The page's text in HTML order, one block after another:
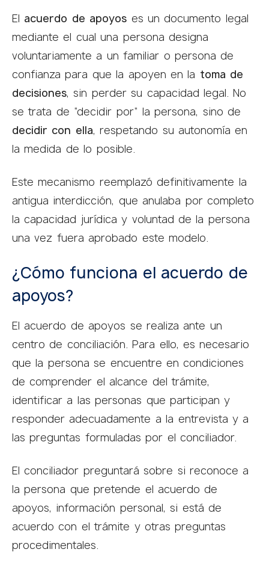
El acuerdo de apoyos es un documento legal
mediante el cual una persona designa
voluntariamente a un familiar o persona de
confianza para que la apoyen en la toma de
decisiones, sin perder su capacidad legal. No
se trata de “decidir por” la persona, sino de
decidir con ella, respetando su autonomía en
la medida de lo posible.
Este mecanismo reemplazó definitivamente la
antigua interdicción, que anulaba por completo
la capacidad jurídica y voluntad de la persona
una vez fuera aprobado este modelo.
¿Cómo funciona el acuerdo de
apoyos?
El acuerdo de apoyos se realiza ante un
centro de conciliación. Para ello, es necesario
que la persona se encuentre en condiciones
de comprender el alcance del trámite,
identificar a las personas que participan y
responder adecuadamente a la entrevista y a
las preguntas formuladas por el conciliador.
El conciliador preguntará sobre si reconoce a
la persona que pretende el acuerdo de
apoyos, información personal, si está de
acuerdo con el trámite y otras preguntas
procedimentales.